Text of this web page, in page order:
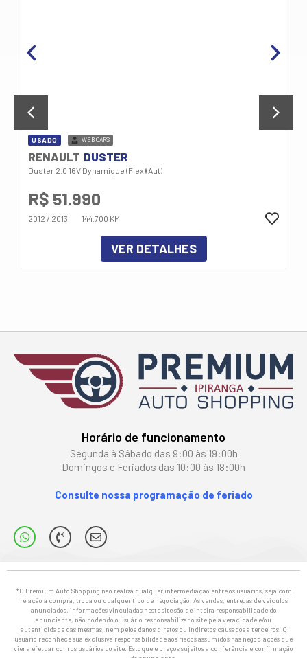
USADO WEBCARS
RENAULT DUSTER
Duster 2.0 16V Dynamique (Flex)(Aut)
R$ 51.990
2012 / 2013 144.700 KM
VER DETALHES
Horário de funcionamento
Segunda à Sábado das 9:00 às 19:00h
Domingos e Feriados das 10:00 às 18:00h
Consulte nossa programação de feriado
*O Premium Auto Shopping não realiza qualquer intermediação entre os usuários, seja com
relação à compra, troca ou qualquer tipo de negociação. As vendas, entregas de veículos
anunciados, informações vinculadas neste site são de inteira responsabilidade do
anunciante, não podendo o usuário responsabilizar o site pela veracidade e/ou
autenticidade das mesmas, nem pelos danos diretos ou indiretos causados a terceiros. O
usuário reconhece sua exclusiva responsabilidade aos riscos assumidos nas negociações que
vier a efetuar com os usuários do site. Estoque e preços sujeitos a conferência e confirmação